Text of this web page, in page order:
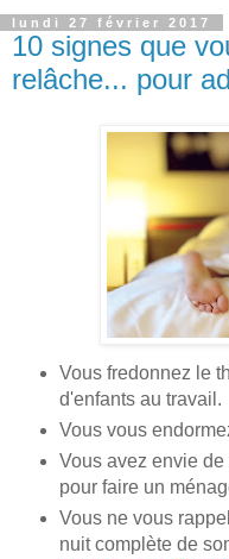
lundi 27 février 2017
10 signes que
relâche... pour
Vous fredonnez le
d'enfants au travail.
Vous vous
Vous avez envie
pour faire un
Vous ne vous
nuit complète de